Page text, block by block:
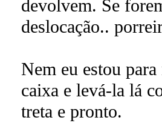
devolvem. Se
deslocação..
Nem eu estou
caixa e levá-la lá
treta e pronto.